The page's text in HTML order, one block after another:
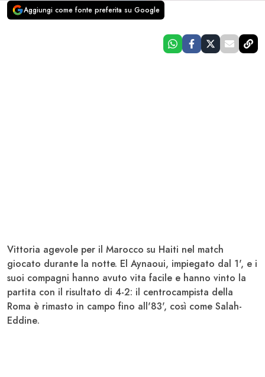
Aggiungi come fonte preferita su Google
Vittoria agevole per il Marocco su Haiti nel match
giocato durante la notte. El Aynaoui, impiegato dal 1', e i
suoi compagni hanno avuto vita facile e hanno vinto la
partita con il risultato di 4-2: il centrocampista della
Roma è rimasto in campo fino all'83', così come Salah-
Eddine.